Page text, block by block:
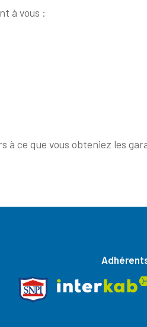
à vous :
à ce que vous obteniez les